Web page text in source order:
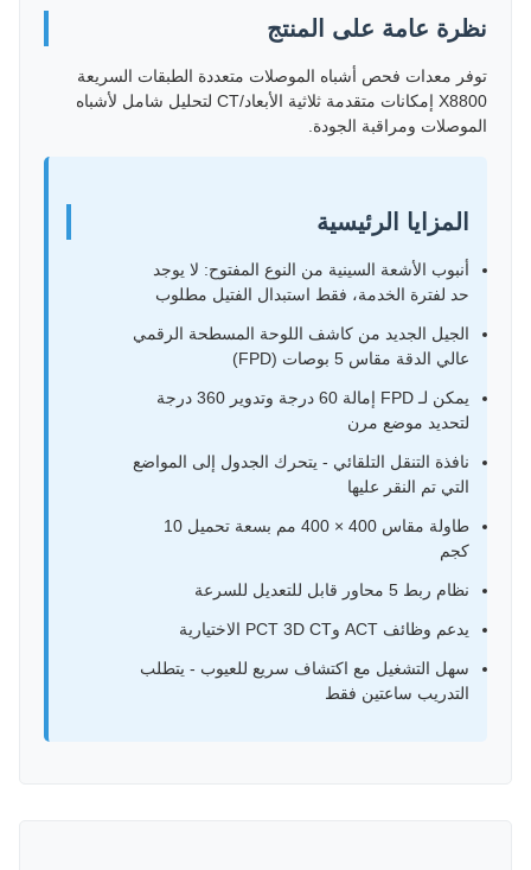
نظرة عامة على المنتج
توفر معدات فحص أشباه الموصلات متعددة الطبقات السريعة
X8800 إمكانات متقدمة ثلاثية الأبعاد/CT لتحليل شامل لأشباه
الموصلات ومراقبة الجودة.
المزايا الرئيسية
أنبوب الأشعة السينية من النوع المفتوح: لا يوجد
حد لفترة الخدمة، فقط استبدال الفتيل مطلوب
الجيل الجديد من كاشف اللوحة المسطحة الرقمي
عالي الدقة مقاس 5 بوصات (FPD)
يمكن لـ FPD إمالة 60 درجة وتدوير 360 درجة
لتحديد موضع مرن
نافذة التنقل التلقائي - يتحرك الجدول إلى المواضع
التي تم النقر عليها
طاولة مقاس 400 × 400 مم بسعة تحميل 10
كجم
نظام ربط 5 محاور قابل للتعديل للسرعة
يدعم وظائف ACT وPCT 3D CT الاختيارية
سهل التشغيل مع اكتشاف سريع للعيوب - يتطلب
التدريب ساعتين فقط